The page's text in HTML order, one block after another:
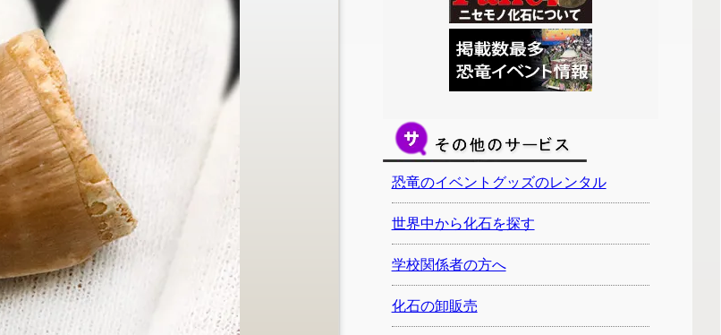
恐竜のイベントグッズのレンタル
世界中から化石を探す
学校関係者の方へ
化石の卸販売